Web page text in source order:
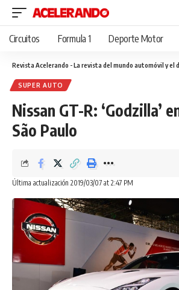
Circuitos Formula 1 Deporte Motor
Revista Acelerando - La revista del mundo automóvil y el
SUPER AUTO
Nissan GT-R: ‘Godzilla’
São Paulo
Última actualización 2019/03/07 at 2:47 PM